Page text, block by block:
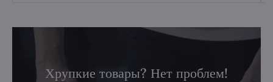
Хрупкие товары? Нет проблем!